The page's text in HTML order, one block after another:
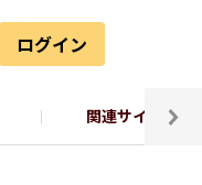
ログイン
関連サイト